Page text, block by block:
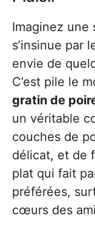
Imaginez une
s’insinue par
envie de
C’est pile le
gratin de
un véritable
couches de
délicat, et de
plat qui fait
préférées,
cœurs des